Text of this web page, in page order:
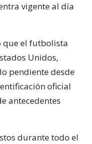
vigente al día
que el futbolista
Unidos,
pendiente desde
oficial
antecedentes
durante todo el